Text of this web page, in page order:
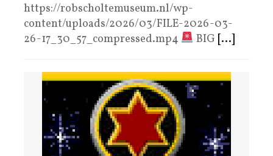
https://robscholtemuseum.nl/wp-
content/uploads/2026/03/FILE-2026-03-
26-17_30_57_compressed.mp4
BIG [...]